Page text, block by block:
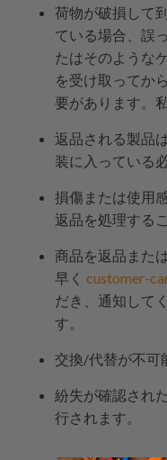
荷物が破損して
ている場合、誤
たはそのような
を受け取ってか
要があります。
返品される製品
装に入っている
損傷または使用
返品を処理する
商品を返品また
早くcustomer-
だき、通知して
す。
交換/代替が不可
紛失が確認され
行されます。